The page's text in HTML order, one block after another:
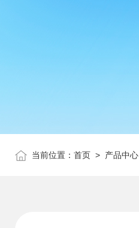
当前位置： 首页 > 产品中心